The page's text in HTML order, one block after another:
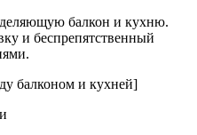
балкон и кухню.
и беспрепятственный
балконом и кухней]